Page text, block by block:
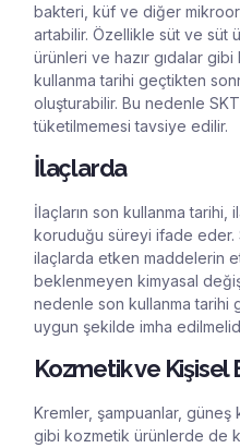
bakteri, küf ve diğer
artabilir. Özellikle süt ve süt
ürünleri ve hazır gıdalar
kullanma tarihi geçtikten
oluşturabilir. Bu nedenle
tüketilmemesi tavsiye edilir.
İlaçlarda
İlaçların son kullanma tarihi,
koruduğu süreyi ifade eder.
ilaçlarda etken maddelerin
beklenmeyen kimyasal
nedenle son kullanma tarihi
uygun şekilde imha
Kozmetik ve Kişisel
Kremler, şampuanlar,
gibi kozmetik ürünlerde de